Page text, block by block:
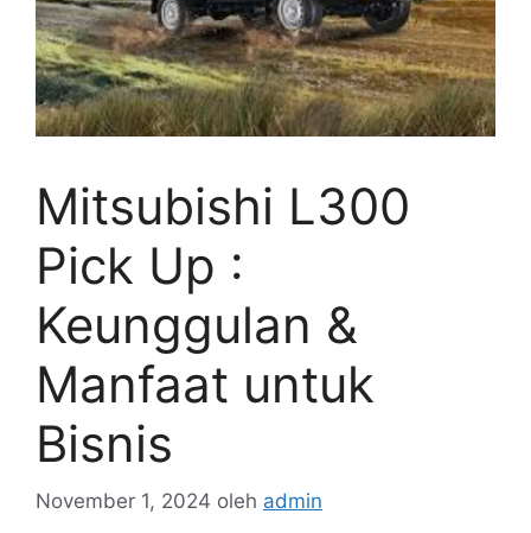
Mitsubishi L300
Pick Up :
Keunggulan &
Manfaat untuk
Bisnis
November 1, 2024 oleh admin